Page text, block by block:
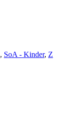
, SoA - Kinder, Z